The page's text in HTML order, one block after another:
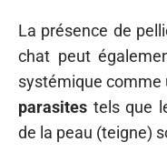
La présence de
chat peut
systémique comme
parasites tels que
de la peau (teigne)